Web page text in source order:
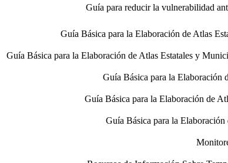
Guía para reducir la vulnerabilidad
Guía Básica para la Elaboración de Atlas
Guía Básica para la Elaboración de Atlas Estatales y
Guía Básica para la Elaboración
Guía Básica para la Elaboración de
Guía Básica para la